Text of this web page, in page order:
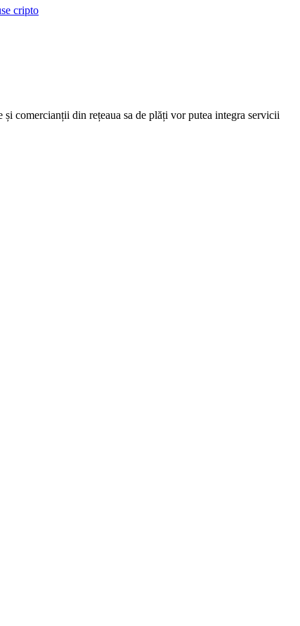
comercianții din rețeaua sa de plăți vor putea integra servicii